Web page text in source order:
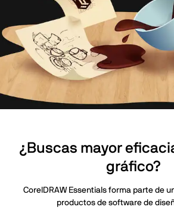
¿Buscas mayor
gráfico?
CorelDRAW Essentials forma parte de
productos de software de